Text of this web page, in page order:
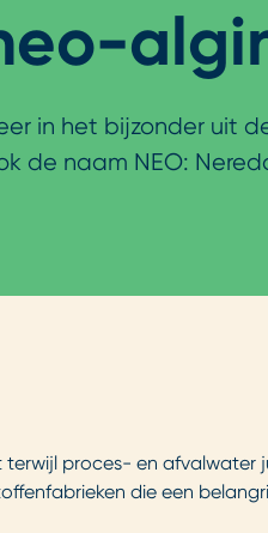
in het bijzonder uit
de naam NEO:
proces- en afvalwater
die een